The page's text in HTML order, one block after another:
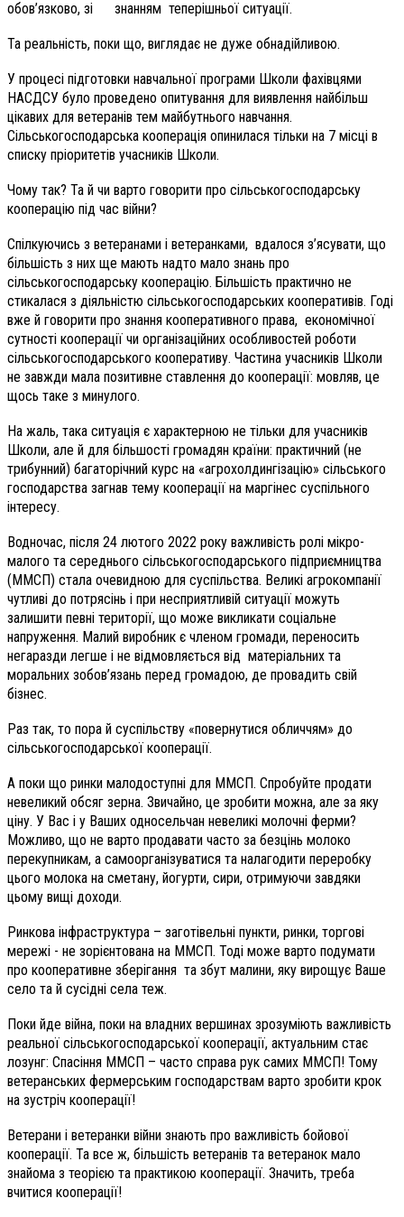
обов’язково, зі знанням теперішньої ситуації.
Та реальність, поки що, виглядає не дуже обнадійливою.
У процесі підготовки навчальної програми Школи фахівцями
НАСДСУ було проведено опитування для виявлення найбільш
цікавих для ветеранів тем майбутнього навчання.
Сільськогосподарська кооперація опинилася тільки на 7 місці в
списку пріоритетів учасників Школи.
Чому так? Та й чи варто говорити про сільськогосподарську
кооперацію під час війни?
Спілкуючись з ветеранами і ветеранками, вдалося з’ясувати, що
більшість з них ще мають надто мало знань про
сільськогосподарську кооперацію. Більшість практично не
стикалася з діяльністю сільськогосподарських кооперативів. Годі
вже й говорити про знання кооперативного права, економічної
сутності кооперації чи організаційних особливостей роботи
сільськогосподарського кооперативу. Частина учасників Школи
не завжди мала позитивне ставлення до кооперації: мовляв, це
щось таке з минулого.
На жаль, така ситуація є характерною не тільки для учасників
Школи, але й для більшості громадян країни: практичний (не
трибунний) багаторічний курс на «агрохолдингізацію» сільського
господарства загнав тему кооперації на маргінес суспільного
інтересу.
Водночас, після 24 лютого 2022 року важливість ролі мікро-
малого та середнього сільськогосподарського підприємництва
(ММСП) стала очевидною для суспільства. Великі агрокомпанії
чутливі до потрясінь і при несприятливій ситуації можуть
залишити певні території, що може викликати соціальне
напруження. Малий виробник є членом громади, переносить
негаразди легше і не відмовляється від матеріальних та
моральних зобов’язань перед громадою, де провадить свій
бізнес.
Раз так, то пора й суспільству «повернутися обличчям» до
сільськогосподарської кооперації.
А поки що ринки малодоступні для ММСП. Спробуйте продати
невеликий обсяг зерна. Звичайно, це зробити можна, але за яку
ціну. У Вас і у Ваших односельчан невеликі молочні ферми?
Можливо, що не варто продавати часто за безцінь молоко
перекупникам, а самоорганізуватися та налагодити переробку
цього молока на сметану, йогурти, сири, отримуючи завдяки
цьому вищі доходи.
Ринкова інфраструктура – заготівельні пункти, ринки, торгові
мережі - не зорієнтована на ММСП. Тоді може варто подумати
про кооперативне зберігання та збут малини, яку вирощує Ваше
село та й сусідні села теж.
Поки йде війна, поки на владних вершинах зрозуміють важливість
реальної сільськогосподарської кооперації, актуальним стає
лозунг: Спасіння ММСП – часто справа рук самих ММСП! Тому
ветеранських фермерським господарствам варто зробити крок
на зустріч кооперації!
Ветерани і ветеранки війни знають про важливість бойової
кооперації. Та все ж, більшість ветеранів та ветеранок мало
знайома з теорією та практикою кооперації. Значить, треба
вчитися кооперації!